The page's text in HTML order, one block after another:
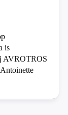
is
AVROTROS